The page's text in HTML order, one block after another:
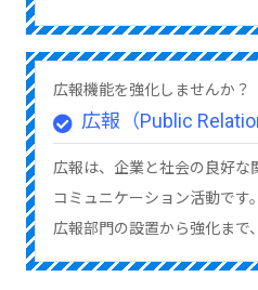
広報機能を強化しませんか？
広報（Public
広報は、企業と社会の良好な
コミュニケーション活動です
広報部門の設置から強化まで